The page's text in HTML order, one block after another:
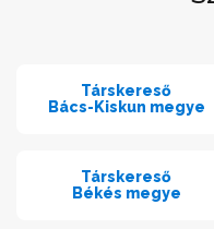
Társkereső
Bács-Kiskun megye
Társkereső
Békés megye